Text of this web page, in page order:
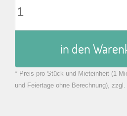
in den
zu Warenkorb
* Preis pro Stück und Mieteinheit (1
und Feiertage ohne Berechnung),